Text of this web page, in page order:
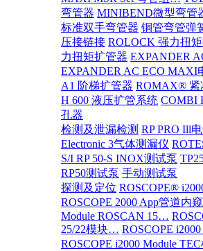
弯管器 MINIBEND微型弯管
标准双手弯管器 铜管弯管弹
压接链接 ROLOCK 强力扭
力扭矩扩管器 EXPANDER
EXPANDER AC ECO
A1 阶梯扩管器 ROMAX® 紧
H 600 液压扩管系统 COMBI
孔器
检测及泄漏检测 RP PRO Ill
Electronic 3气体测漏仪
S/I RP 50-S INOX测试泵
RP50测试泵 手动测试泵
探测及定位 ROSCOPE®
ROSCOPE 2000 App管道内
Module ROSCAN 15…
25/22模块… ROSCOPE
ROSCOPE i2000 Module